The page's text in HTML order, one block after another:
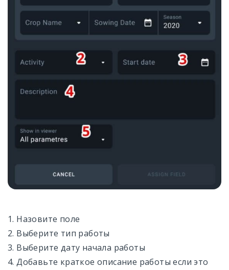
1. Назовите поле
2. Выберите тип работы
3. Выберите дату начала работы
4. Добавьте краткое описание работы если это